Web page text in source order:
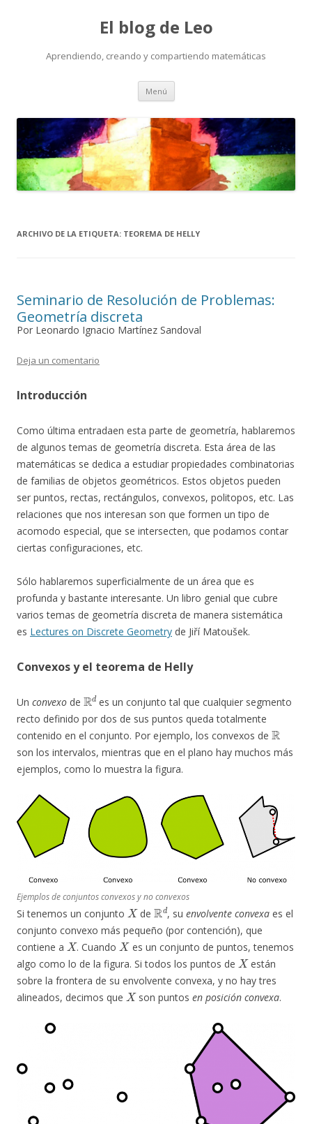
El blog de Leo
Aprendiendo, creando y compartiendo matemáticas
Menú Saltar
contenido
ARCHIVO DE LA ETIQUETA: TEOREMA DE HELLY
Seminario de Resolución de Problemas:
Geometría discreta
Por Leonardo Ignacio Martínez Sandoval
Deja un comentario
Introducción
Como última entradaen esta parte de geometría, hablaremos
de algunos temas de geometría discreta. Esta área de las
matemáticas se dedica a estudiar propiedades combinatorias
de familias de objetos geométricos. Estos objetos pueden
ser puntos, rectas, rectángulos, convexos, politopos, etc. Las
relaciones que nos interesan son que formen un tipo de
acomodo especial, que se intersecten, que podamos contar
ciertas configuraciones, etc.
Sólo hablaremos superficialmente de un área que es
profunda y bastante interesante. Un libro genial que cubre
varios temas de geometría discreta de manera sistemática
es Lectures on Discrete Geometry de Jiří Matoušek.
Convexos y el teorema de Helly
Un convexo de
Rd
es un conjunto tal que cualquier segmento
recto definido por dos de sus puntos queda totalmente
contenido en el conjunto. Por ejemplo, los convexos de
R
son los intervalos, mientras que en el plano hay muchos más
ejemplos, como lo muestra la figura.
Ejemplos de conjuntos convexos y no convexos
Si tenemos un conjunto
X
de
Rd
, su envolvente convexaes el
conjunto convexo más pequeño (por contención), que
contiene a
X
. Cuando
X
es un conjunto de puntos, tenemos
algo como lo de la figura. Si todos los puntos de
X
están
sobre la frontera de su envolvente convexa, y no hay tres
alineados, decimos que
X
son puntosen posición convexa.